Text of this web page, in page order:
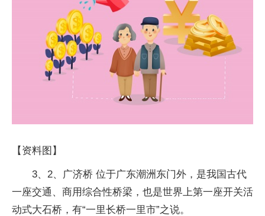
【资料图】
3、2、广济桥 位于广东潮洲东门外，是我国古代
一座交通、商用综合性桥梁，也是世界上第一座开关活
动式大石桥，有“一里长桥一里市”之说。